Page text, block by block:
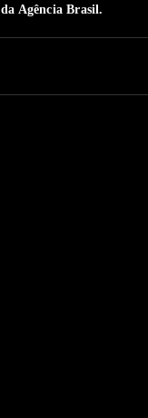
da Agência Brasil.